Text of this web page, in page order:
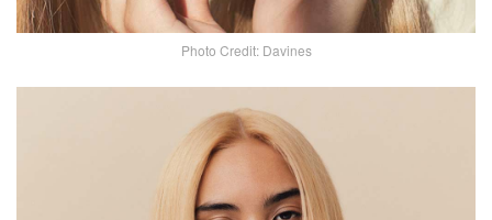
Photo Credit: Davines